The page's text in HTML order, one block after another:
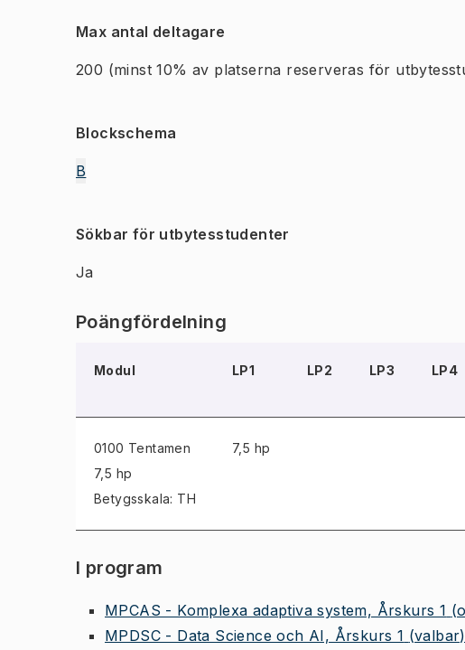
Max antal deltagare
200 (minst 10% av platserna reserveras för
Blockschema
B
Sökbar för utbytesstudenter
Ja
Poängfördelning
Modul LP1 LP2 LP3 LP4
0100 Tentamen
7,5 hp
Betygsskala: TH
7,5 hp
I program
MPCAS - Komplexa adaptiva system, Årskurs 1
MPDSC - Data Science och AI, Årskurs 1 (valbar)